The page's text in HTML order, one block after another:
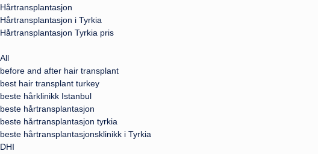
Hårtransplantasjon
Hårtransplantasjon i Tyrkia
Hårtransplantasjon Tyrkia pris
All
before and after hair transplant
best hair transplant turkey
beste hårklinikk Istanbul
beste hårtransplantasjon
beste hårtransplantasjon tyrkia
beste hårtransplantasjonsklinikk i Tyrkia
DHI